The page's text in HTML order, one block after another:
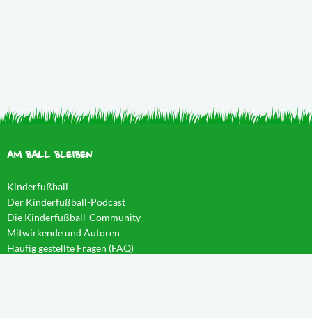
AM BALL BLEIBEN
Kinderfußball
Der Kinderfußball-Podcast
Die Kinderfußball-Community
Mitwirkende und Autoren
Häufig gestellte Fragen (FAQ)